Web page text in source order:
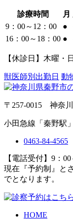
診療時間 月
9：00～12：00
●
16：00～18：00 ●
【休診日】木曜・
獣医師別出勤日 動
〒257-0015 神奈
小田急線「秦野駅
0463-84-4565
【電話受付】9：
現在『予約制』と
でとなります。
HOME